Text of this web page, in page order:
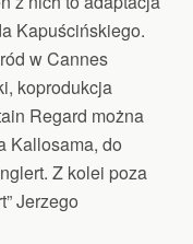
Kapuścińskiego.
w Cannes
koprodukcja
Regard można
Kallosama, do
Z kolei poza
Jerzego